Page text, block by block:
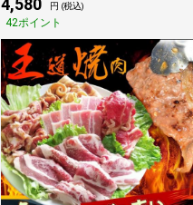
円 (税込)
42ポイント